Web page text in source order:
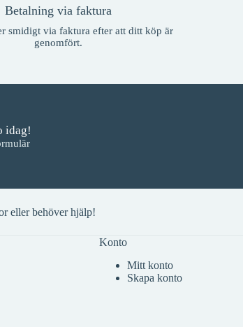
Betalning via faktura
smidigt via faktura efter att ditt köp är
genomfört.
idag!
eller behöver hjälp!
Konto
Mitt konto
Skapa konto